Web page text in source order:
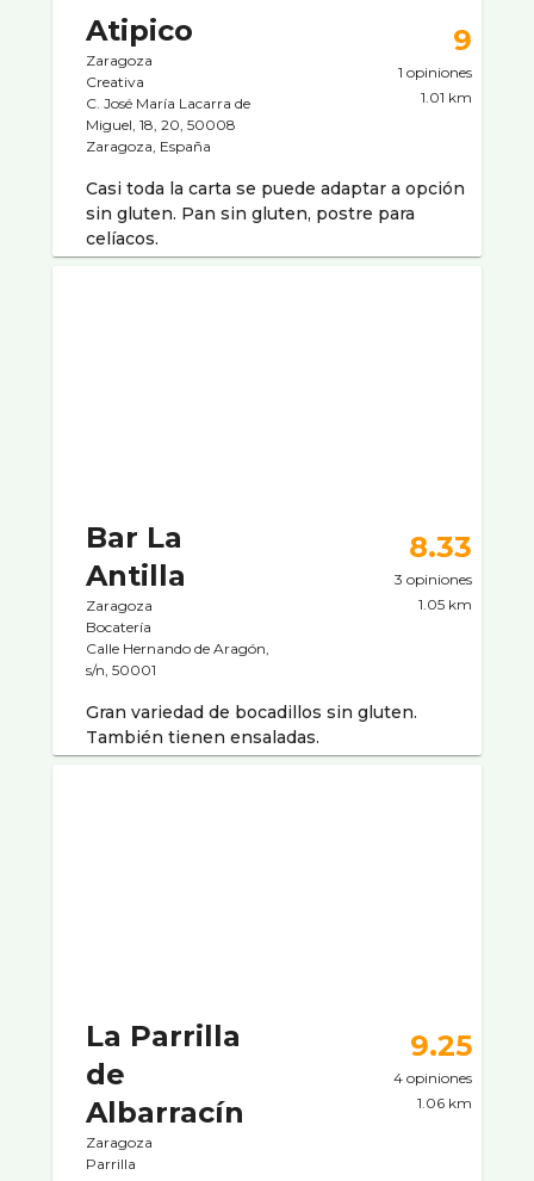
Atipico
Zaragoza
Creativa
C. José María Lacarra de
Miguel, 18, 20, 50008
Zaragoza, España
9
1 opiniones
1.01 km
Casi toda la carta se puede adaptar a opción
sin gluten. Pan sin gluten, postre para
celíacos.
Bar La
Antilla
Zaragoza
Bocaterí­a
Calle Hernando de Aragón,
s/n, 50001
8.33
3 opiniones
1.05 km
Gran variedad de bocadillos sin gluten.
También tienen ensaladas.
La Parrilla
de
Albarracín
Zaragoza
Parrilla
9.25
4 opiniones
1.06 km